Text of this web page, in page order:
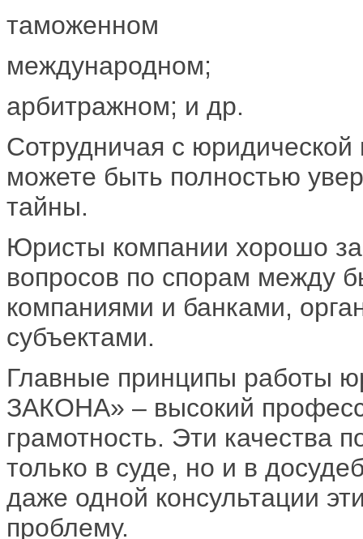
таможенном
международном;
арбитражном; и др.
Сотрудничая с
можете быть полностью
тайны.
Юристы компании хорошо
вопросов по спорам между
компаниями и банками,
субъектами.
Главные принципы работы
ЗАКОНА» – высокий
грамотность. Эти качества
только в суде, но и в
даже одной консультации
проблему.